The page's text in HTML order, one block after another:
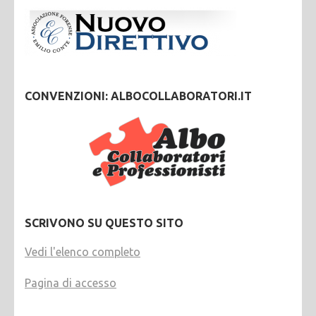
CONVENZIONI: ALBOCOLLABORATORI.IT
SCRIVONO SU QUESTO SITO
Vedi l'elenco completo
Pagina di accesso